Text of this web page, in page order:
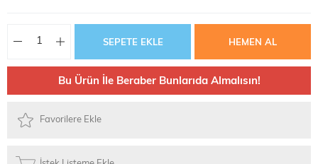
Bu Ürün İle Beraber Bunlarıda Almalısın!
Favorilere Ekle